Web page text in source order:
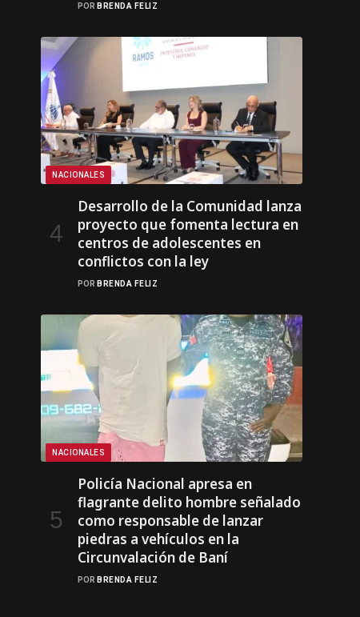
POR BRENDA FELIZ
NACIONALES
Desarrollo de la Comunidad lanza
proyecto que fomenta lectura en
centros de adolescentes en
conflictos con la ley
POR BRENDA FELIZ
NACIONALES
Policía Nacional apresa en
flagrante delito hombre señalado
como responsable de lanzar
piedras a vehículos en la
Circunvalación de Baní
POR BRENDA FELIZ